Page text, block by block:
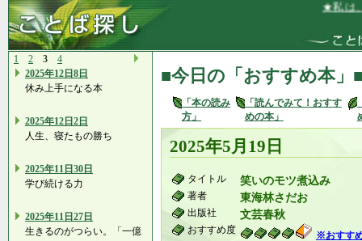
★私は、
1 2 3
4
2025年12日8日
休み上手になる本
2025年12日2日
人生、寝たもの勝ち
2025年11日30日
学び続ける力
2025年11日27日
生きるのがつらい。「一億
■今日の「おすすめ本」
「本の読み
方」
「読んでみて！おすす
めの本」
2025年5月19日
タイトル 笑いのモツ煮込み
著者 東海林さだお
出版社 文芸春秋
おすすめ度 ※おすす